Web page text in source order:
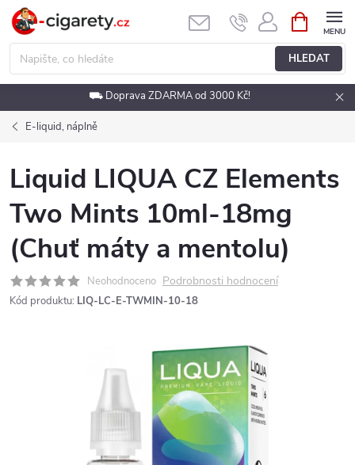
Přejít
obsah
HLEDAT
NÁKUPNÍ
KOŠÍK
⛟ Doprava ZDARMA od 3000 Kč!
E-liquid, náplně
Liquid LIQUA CZ Elements
Two Mints 10ml-18mg
(Chuť máty a mentolu)
Neohodnoceno Podrobnosti hodnocení
Kód produktu: LIQ-LC-E-TWMIN-10-18